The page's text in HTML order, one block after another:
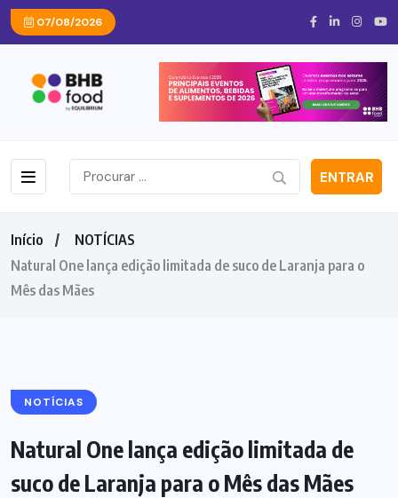
07/08/2026
ENTRAR
Início
NOTÍCIAS
Natural One lança edição limitada de suco de Laranja para o
Mês das Mães
NOTÍCIAS
Natural One lança edição limitada de
suco de Laranja para o Mês das Mães